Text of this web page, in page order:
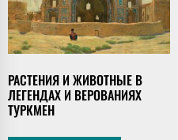
РАСТЕНИЯ И ЖИВОТНЫЕ В
ЛЕГЕНДАХ И ВЕРОВАНИЯХ
ТУРКМЕН